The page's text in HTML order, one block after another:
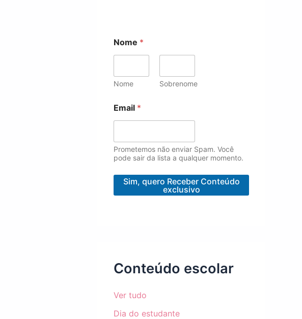
Nome *
Nome Sobrenome
m
a
l
N
o
e
m
Email *
Prometemos não enviar Spam. Você
pode sair da lista a qualquer momento.
Sim, quero Receber Conteúdo
exclusivo
Conteúdo escolar
Ver tudo
Dia do estudante